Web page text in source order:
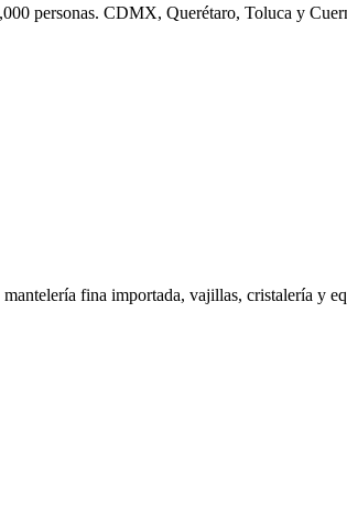
personas. CDMX, Querétaro, Toluca y
fina importada, vajillas, cristalería y